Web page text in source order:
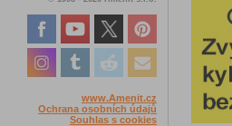
www.Amenit.cz
Ochrana osobních údajů
Souhlas s cookies